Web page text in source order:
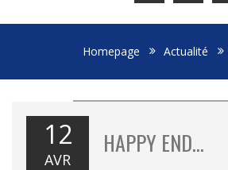
Homepage Actualité
12
AVR
HAPPY END…